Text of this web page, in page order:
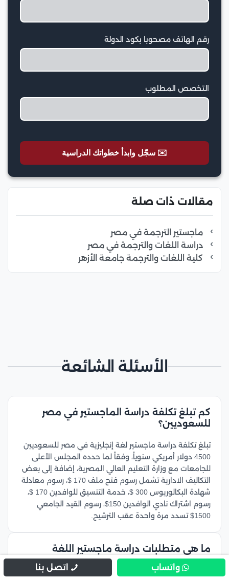
رقم الهاتف مصحوبا بكود الدولة
التخصص المطلوب
✉️ سجّل وابدأ خطواتك الدراسية
مقالات ذات صلة
ماجستير الترجمة في مصر
دراسة اللغات والترجمة في مصر
كلية اللغات والترجمة جامعة الأزهر
الأسئلة الشائعة
كم تبلغ تكلفة دراسة الماجستير في مصر
للسعوديين؟
تبلغ تكلفة دراسة ماجستير لغة إنجليزية في مصر للسعوديين
4500 دولار أمريكي سنوياً، وفقاً لما حدده المجلس الأعلى
للجامعات مع وزارة التعليم العالي المصرية، إضافة إلى بعض
التكاليف الادارية تشمل رسوم فتح ملف 170 $، رسوم معادلة
شهادة البكالوريوس 300 $، خدمة التنسيق للوافدين 170 $،
رسوم اشتراك نادي الوافدين 150$، رسوم القيد الجامعي
1500$ تسدد مرة واحدة عقب الترشيح.
ما هي متطلبات دراسة ماجستير اللغة
الإنجليزية في مصر؟
واتساب اتصل بنا